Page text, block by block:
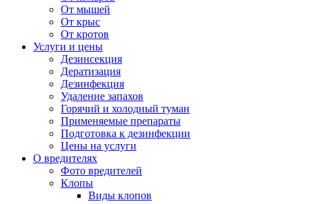
От мышей
От крыс
От кротов
Услуги и цены
Дезинсекция
Дератизация
Дезинфекция
Удаление запахов
Горячий и холодный туман
Применяемые препараты
Подготовка к дезинфекции
Цены на услуги
О вредителях
Фото вредителей
Клопы
Виды клопов